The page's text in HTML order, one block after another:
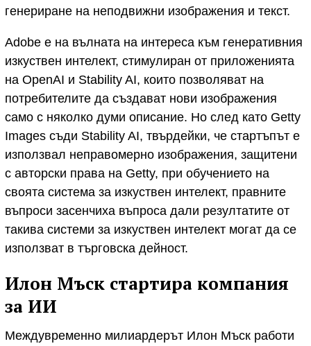
генериране на неподвижни изображения и текст.
Adobe е на вълната на интереса към генеративния
изкуствен интелект, стимулиран от приложенията
на OpenAI и Stability AI, които позволяват на
потребителите да създават нови изображения
само с няколко думи описание. Но след като Getty
Images съди Stability AI, твърдейки, че стартъпът е
използвал неправомерно изображения, защитени
с авторски права на Getty, при обучението на
своята система за изкуствен интелект, правните
въпроси засенчиха въпроса дали резултатите от
такива системи за изкуствен интелект могат да се
използват в търговска дейност.
Илон Мъск стартира компания
за ИИ
Междувременно милиардерът Илон Мъск работи